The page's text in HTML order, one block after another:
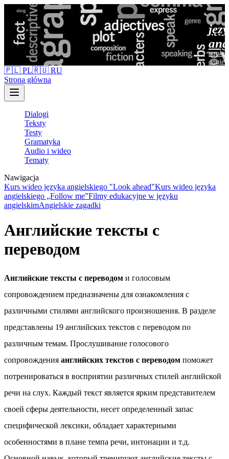
nauka
🇵🇱 PL🇷🇺 RU
Strona główna
Dialogi
Teksty
Testy
Gramatyka
Audio i wideo
Tematy
Nawigacja
Kurs wideo języka angielskiego "Look ahead"Kurs wideo języka
angielskiego „Follow me”Filmy edukacyjne w języku
angielskimAngielskie zagadki
Английские тексты с
переводом
Английские тексты с переводом и голосовым
сопровождением предназначены для ознакомления с
различными стилями английского произношения. В разделе
представлены 19 английских текстов с переводом по
различным темам. Прослушивание голосового
сопровождения английских текстов с переводом поможет
потренироваться в восприятии различных стилей английской
речи на слух. Каждый текст является ярким представителем
своей сферы деятельности, несет определенный запас
специфической лексики, обладает характерными
особенностями в плане темпа речи, интонации и т.д.